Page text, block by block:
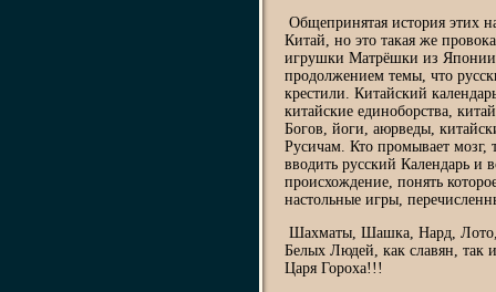
Общепринятая история этих
Китай, но это такая же
игрушки Матрёшки из
продолжением темы, что
крестили. Китайский
китайские единоборства,
Богов, йоги, аюрведы,
Русичам. Кто промывает мозг,
вводить русский Календарь и
происхождение, понять
настольные игры,
Шахматы, Шашка, Нард,
Белых Людей, как славян, так
Царя Гороха!!!